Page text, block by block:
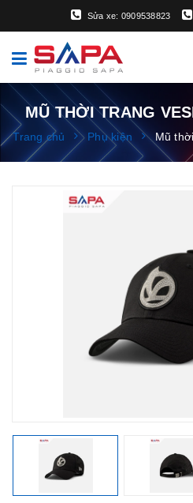
Sửa xe: 0909538823
MŨ THỜI TRANG
Trang chủ Phụ kiện Mũ